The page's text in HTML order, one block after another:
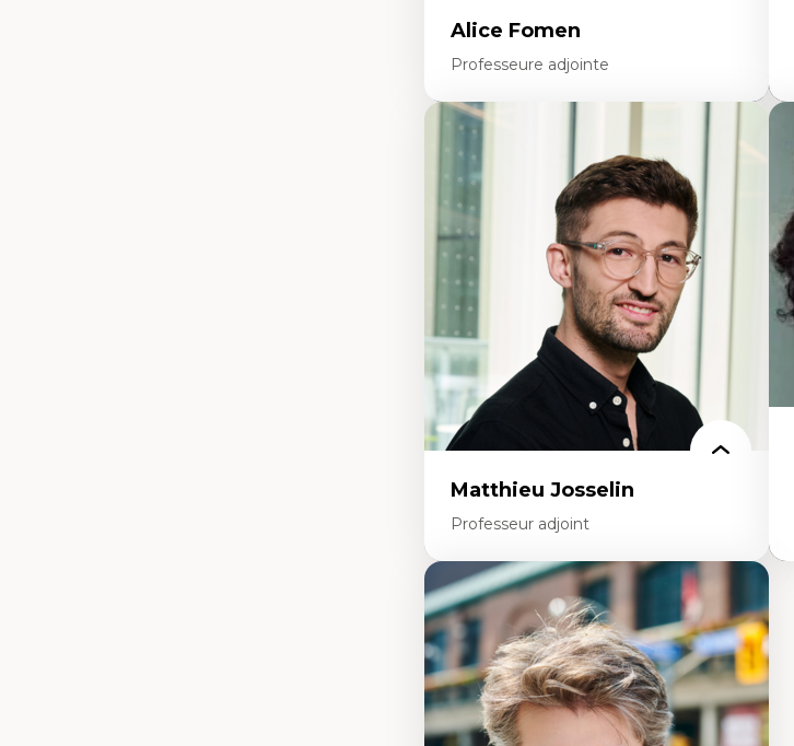
Alice Fomen
Professeure adjointe
Expertises
Acceptabilité, acceptation et adoption des
technologies
Technologies d'apprentissage innovantes
Insertion professionnelle du nouveau
personnel enseignant
Construction identitaire en milieu
minoritaire francophone
Technologies éducatives pour la formation
Matthieu Josselin
Professeur adjoint
Expertises
Ethnographie critique des environnements
d’apprentissage des étudiant.e.s
Approche transdisciplinaire des
compétences socioaffectives et
interculturelles
Didactique des langues secondes et
compétence pragmatique